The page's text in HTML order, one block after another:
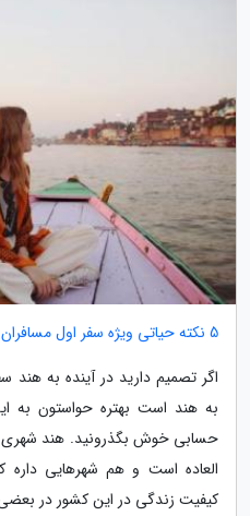
5 نکته حیاتی ویژه سفر اول مسافران به هند
اگر تصمیم دارید در آینده به هند
حسابی خوش بگذرونید. هند شهری
العاده است و هم شهرهایی داره
کیفیت زندگی در این کشور در